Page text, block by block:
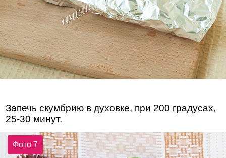
Запечь скумбрию в духовке, при 200 градусах,
25-30 минут.
Фото 7